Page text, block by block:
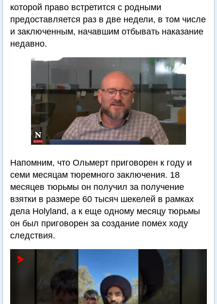
которой право встретится с родными
предоставляется раз в две недели, в том числе
и заключенным, начавшим отбывать наказание
недавно.
Напомним, что Ольмерт приговорен к году и
семи месяцам тюремного заключения. 18
месяцев тюрьмы он получил за получение
взятки в размере 60 тысяч шекелей в рамках
дела Holyland, а к еще одному месяцу тюрьмы
он был приговорен за создание помех ходу
следствия.